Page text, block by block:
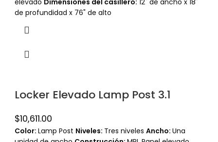
elevado Dimensiones del casillero: 12" de ancho x 18"
de profundidad x 76" de alto
Locker Elevado Lamp Post 3.1
$10,611.00
Color: Lamp Post Niveles: Tres niveles Ancho: Una